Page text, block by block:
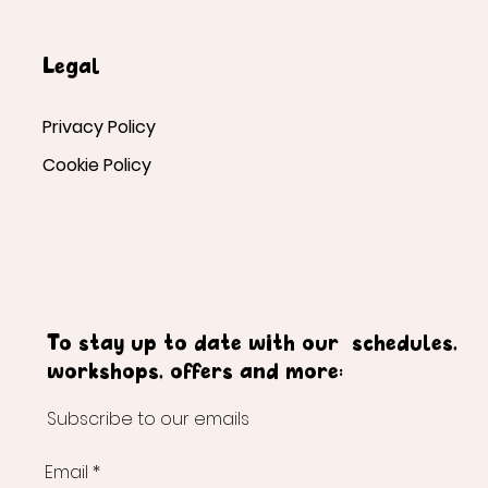
Legal
Privacy Policy
Cookie Policy
To stay up to date with our schedules,
workshops, offers and more:
Subscribe to our emails
Email *